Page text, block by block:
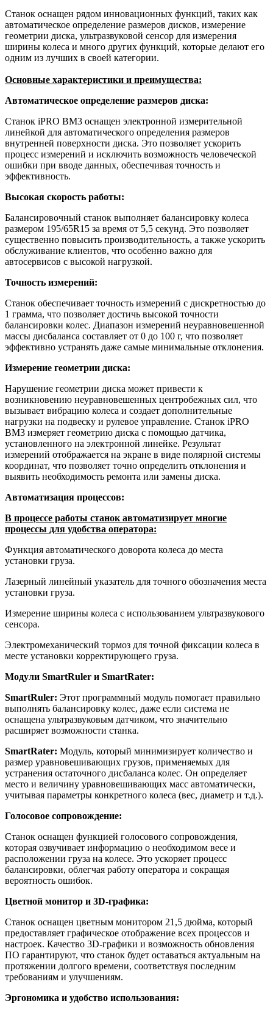
Станок оснащен рядом инновационных функций, таких как
автоматическое определение размеров дисков, измерение
геометрии диска, ультразвуковой сенсор для измерения
ширины колеса и много других функций, которые делают его
одним из лучших в своей категории.
Основные характеристики и преимущества:
Автоматическое определение размеров диска:
Станок iPRO BM3 оснащен электронной измерительной
линейкой для автоматического определения размеров
внутренней поверхности диска. Это позволяет ускорить
процесс измерений и исключить возможность человеческой
ошибки при вводе данных, обеспечивая точность и
эффективность.
Высокая скорость работы:
Балансировочный станок выполняет балансировку колеса
размером 195/65R15 за время от 5,5 секунд. Это позволяет
существенно повысить производительность, а также ускорить
обслуживание клиентов, что особенно важно для
автосервисов с высокой нагрузкой.
Точность измерений:
Станок обеспечивает точность измерений с дискретностью до
1 грамма, что позволяет достичь высокой точности
балансировки колес. Диапазон измерений неуравновешенной
массы дисбаланса составляет от 0 до 100 г, что позволяет
эффективно устранять даже самые минимальные отклонения.
Измерение геометрии диска:
Нарушение геометрии диска может привести к
возникновению неуравновешенных центробежных сил, что
вызывает вибрацию колеса и создает дополнительные
нагрузки на подвеску и рулевое управление. Станок iPRO
BM3 измеряет геометрию диска с помощью датчика,
установленного на электронной линейке. Результат
измерений отображается на экране в виде полярной системы
координат, что позволяет точно определить отклонения и
выявить необходимость ремонта или замены диска.
Автоматизация процессов:
В процессе работы станок автоматизирует многие
процессы для удобства оператора:
Функция автоматического доворота колеса до места
установки груза.
Лазерный линейный указатель для точного обозначения места
установки груза.
Измерение ширины колеса с использованием ультразвукового
сенсора.
Электромеханический тормоз для точной фиксации колеса в
месте установки корректирующего груза.
Модули SmartRuler и SmartRater:
SmartRuler: Этот программный модуль помогает правильно
выполнять балансировку колес, даже если система не
оснащена ультразвуковым датчиком, что значительно
расширяет возможности станка.
SmartRater: Модуль, который минимизирует количество и
размер уравновешивающих грузов, применяемых для
устранения остаточного дисбаланса колес. Он определяет
место и величину уравновешивающих масс автоматически,
учитывая параметры конкретного колеса (вес, диаметр и т.д.).
Голосовое сопровождение:
Станок оснащен функцией голосового сопровождения,
которая озвучивает информацию о необходимом весе и
расположении груза на колесе. Это ускоряет процесс
балансировки, облегчая работу оператора и сокращая
вероятность ошибок.
Цветной монитор и 3D-графика:
Станок оснащен цветным монитором 21,5 дюйма, который
предоставляет графическое отображение всех процессов и
настроек. Качество 3D-графики и возможность обновления
ПО гарантируют, что станок будет оставаться актуальным на
протяжении долгого времени, соответствуя последним
требованиям и улучшениям.
Эргономика и удобство использования: